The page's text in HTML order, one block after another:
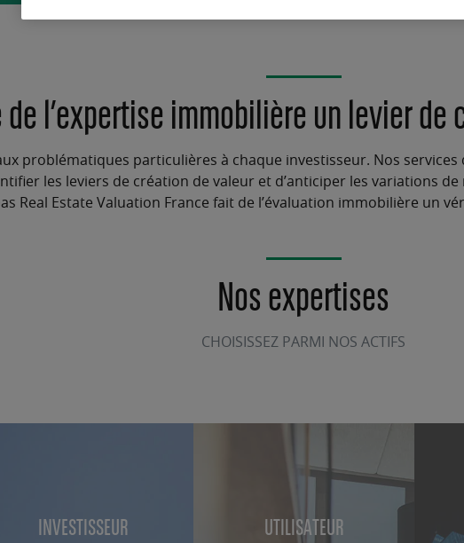
de l’expertise immobilière un levier
problématiques particulières à chaque investisseur. Nos services
les leviers de création de valeur et d’anticiper les variations de
Real Estate Valuation France fait de l’évaluation immobilière un
Nos expertises
CHOISISSEZ PARMI NOS ACTIFS
INVESTISSEUR UTILISATEUR